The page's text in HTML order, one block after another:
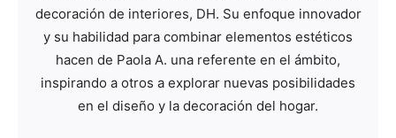
decoración de interiores, DH. Su enfoque innovador
y su habilidad para combinar elementos estéticos
hacen de Paola A. una referente en el ámbito,
inspirando a otros a explorar nuevas posibilidades
en el diseño y la decoración del hogar.